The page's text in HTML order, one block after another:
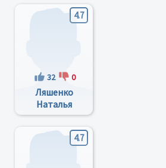
4.7
32 0
Ляшенко
Наталья
Ивановна
4.7